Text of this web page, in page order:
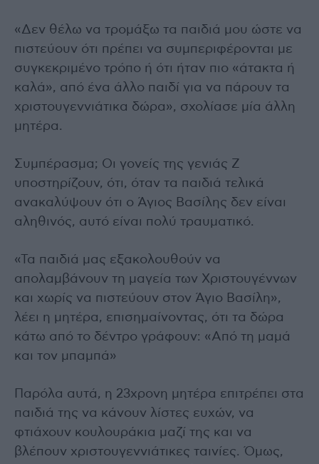
«Δεν θέλω να τρομάξω τα παιδιά μου ώστε να
πιστεύουν ότι πρέπει να συμπεριφέρονται με
συγκεκριμένο τρόπο ή ότι ήταν πιο «άτακτα ή
καλά», από ένα άλλο παιδί για να πάρουν τα
χριστουγεννιάτικα δώρα», σχολίασε μία άλλη
μητέρα.
Συμπέρασμα; Οι γονείς της γενιάς Z
υποστηρίζουν, ότι, όταν τα παιδιά τελικά
ανακαλύψουν ότι ο Άγιος Βασίλης δεν είναι
αληθινός, αυτό είναι πολύ τραυματικό.
«Τα παιδιά μας εξακολουθούν να
απολαμβάνουν τη μαγεία των Χριστουγέννων
και χωρίς να πιστεύουν στον Άγιο Βασίλη»,
λέει η μητέρα, επισημαίνοντας, ότι τα δώρα
κάτω από το δέντρο γράφουν: «Από τη μαμά
και τον μπαμπά»
Παρόλα αυτά, η 23χρονη μητέρα επιτρέπει στα
παιδιά της να κάνουν λίστες ευχών, να
φτιάχουν κουλουράκια μαζί της και να
βλέπουν χριστουγεννιάτικες ταινίες. Όμως,